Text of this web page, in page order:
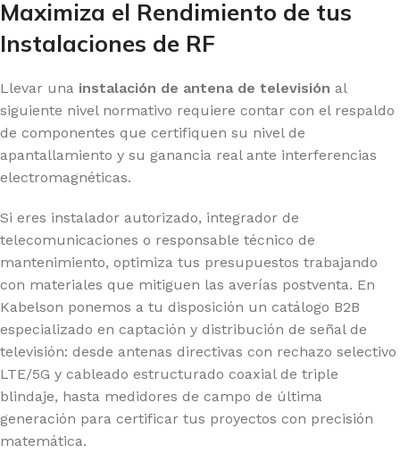
Maximiza el Rendimiento de tus
Instalaciones de RF
Llevar una instalación de antena de televisión al
siguiente nivel normativo requiere contar con el respaldo
de componentes que certifiquen su nivel de
apantallamiento y su ganancia real ante interferencias
electromagnéticas.
Si eres instalador autorizado, integrador de
telecomunicaciones o responsable técnico de
mantenimiento, optimiza tus presupuestos trabajando
con materiales que mitiguen las averías postventa. En
Kabelson ponemos a tu disposición un catálogo B2B
especializado en captación y distribución de señal de
televisión: desde antenas directivas con rechazo selectivo
LTE/5G y cableado estructurado coaxial de triple
blindaje, hasta medidores de campo de última
generación para certificar tus proyectos con precisión
matemática.